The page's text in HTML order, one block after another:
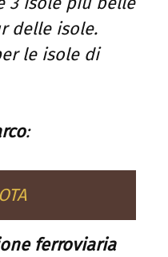
delle isole.
le isole di
:
ferroviaria